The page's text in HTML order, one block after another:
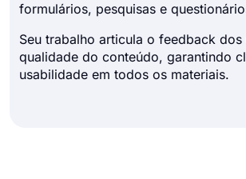
formulários, pesquisas e
Seu trabalho articula o feedback dos
qualidade do conteúdo, garantindo
usabilidade em todos os materiais.